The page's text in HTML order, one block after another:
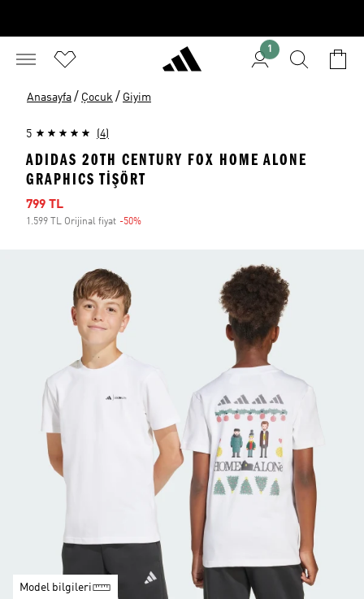
1
Anasayfa / Çocuk / Giyim
5 (4)
ADIDAS 20TH CENTURY FOX HOME ALONE
GRAPHICS TİŞÖRT
İndirimli fiyat
799 TL
1.599 TL Orijinal fiyat -50%
Model bilgileri